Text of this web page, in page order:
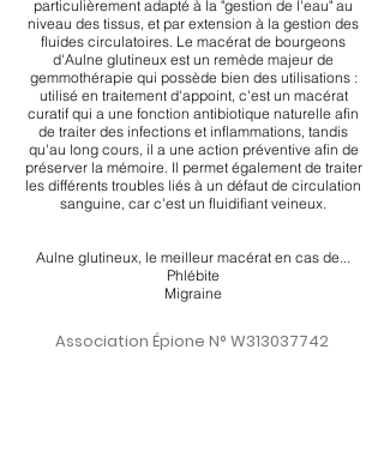
particulièrement adapté à la "gestion de l'eau" au
niveau des tissus, et par extension à la gestion des
fluides circulatoires. Le macérat de bourgeons
d'Aulne glutineux est un remède majeur de
gemmothérapie qui possède bien des utilisations :
utilisé en traitement d'appoint, c'est un macérat
curatif qui a une fonction antibiotique naturelle afin
de traiter des infections et inflammations, tandis
qu'au long cours, il a une action préventive afin de
préserver la mémoire. Il permet également de traiter
les différents troubles liés à un défaut de circulation
sanguine, car c'est un fluidifiant veineux.
Aulne glutineux, le meilleur macérat en cas de...
Phlébite
Migraine
Association Épione N° W313037742